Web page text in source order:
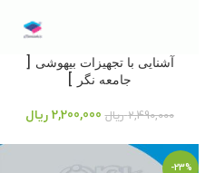
آشنایی با تجهیزات بیهوشی [
جامعه نگر ]
2,490,000 ریال 2,200,000 ریال
-23%